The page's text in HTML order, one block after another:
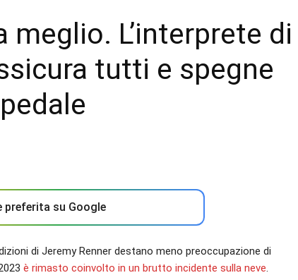
meglio. L’interprete di
tutti e spegne
su Google
di Jeremy Renner destano meno preoccupazione di
è rimasto coinvolto in un brutto incidente sulla neve.